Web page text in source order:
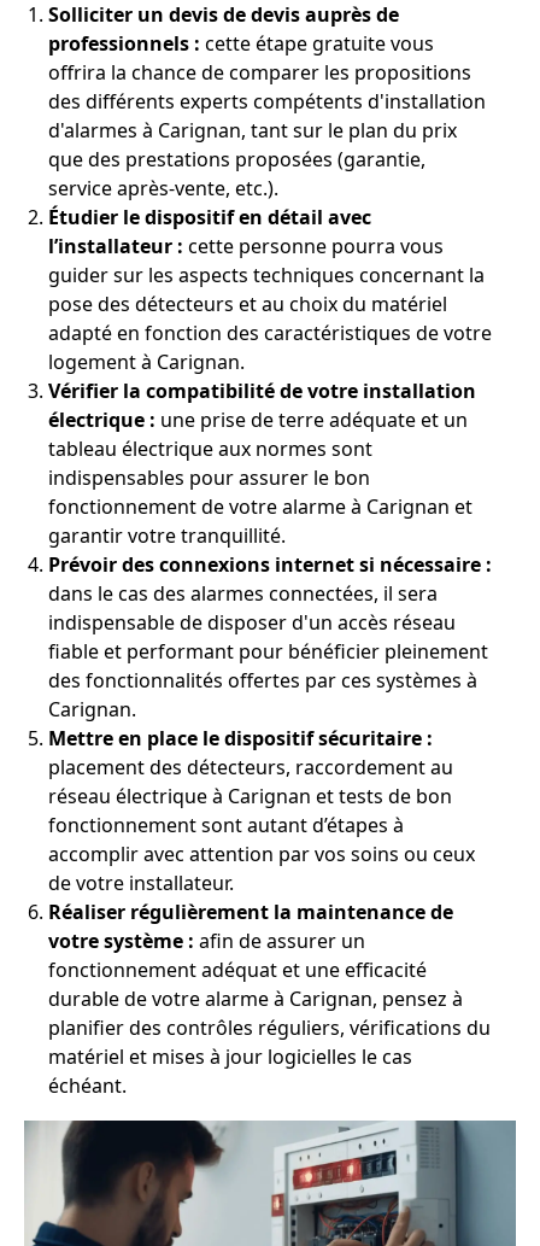
Solliciter un devis de devis auprès de
professionnels : cette étape gratuite vous
offrira la chance de comparer les propositions
des différents experts compétents d'installation
d'alarmes à Carignan, tant sur le plan du prix
que des prestations proposées (garantie,
service après-vente, etc.).
Étudier le dispositif en détail avec
l’installateur : cette personne pourra vous
guider sur les aspects techniques concernant la
pose des détecteurs et au choix du matériel
adapté en fonction des caractéristiques de votre
logement à Carignan.
Vérifier la compatibilité de votre installation
électrique : une prise de terre adéquate et un
tableau électrique aux normes sont
indispensables pour assurer le bon
fonctionnement de votre alarme à Carignan et
garantir votre tranquillité.
Prévoir des connexions internet si nécessaire :
dans le cas des alarmes connectées, il sera
indispensable de disposer d'un accès réseau
fiable et performant pour bénéficier pleinement
des fonctionnalités offertes par ces systèmes à
Carignan.
Mettre en place le dispositif sécuritaire :
placement des détecteurs, raccordement au
réseau électrique à Carignan et tests de bon
fonctionnement sont autant d’étapes à
accomplir avec attention par vos soins ou ceux
de votre installateur.
Réaliser régulièrement la maintenance de
votre système : afin de assurer un
fonctionnement adéquat et une efficacité
durable de votre alarme à Carignan, pensez à
planifier des contrôles réguliers, vérifications du
matériel et mises à jour logicielles le cas
échéant.